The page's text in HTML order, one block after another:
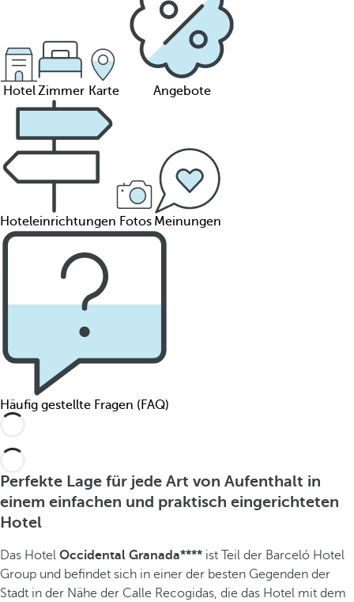
HotelZimmer Karte Angebote
Hoteleinrichtungen Fotos Meinungen
Häufig gestellte Fragen (FAQ)
Perfekte Lage für jede Art von Aufenthalt in
einem einfachen und praktisch eingerichteten
Hotel
Das Hotel Occidental Granada**** ist Teil der Barceló Hotel
Group und befindet sich in einer der besten Gegenden der
Stadt in der Nähe der Calle Recogidas, die das Hotel mit dem